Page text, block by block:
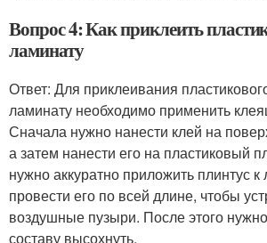
Вопрос 4: Как приклеить
ламинату
Ответ: Для приклеивания
ламинату необходимо применить
Сначала нужно нанести клей на
а затем нанести его на пластиковый
нужно аккуратно приложить плинтус к
провести его по всей длине, чтобы
воздушные пузыри. После этого
составу высохнуть.